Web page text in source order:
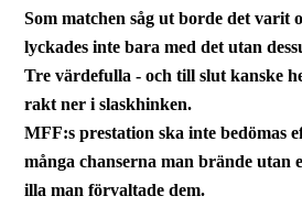
Som matchen såg ut borde det varit
lyckades inte bara med det utan
Tre värdefulla - och till slut kanske
rakt ner i slaskhinken.
MFF:s prestation ska inte bedömas
många chanserna man brände
illa man förvaltade dem.